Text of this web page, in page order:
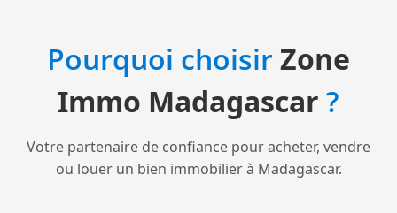
Pourquoi choisirZone
Immo Madagascar ?
Votre partenaire de confiance pour acheter, vendre
ou louer un bien immobilier à Madagascar.